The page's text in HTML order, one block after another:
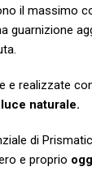
il massimo
guarnizione
e realizzate
luce naturale.
di
e proprio